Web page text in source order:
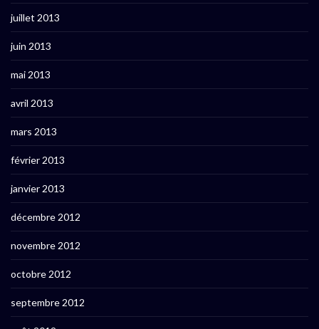
juillet 2013
juin 2013
mai 2013
avril 2013
mars 2013
février 2013
janvier 2013
décembre 2012
novembre 2012
octobre 2012
septembre 2012